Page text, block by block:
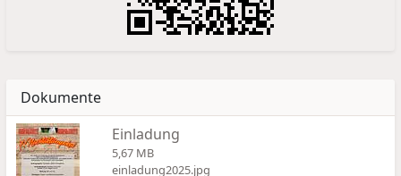
Dokumente
Einladung
5,67 MB
einladung2025.jpg